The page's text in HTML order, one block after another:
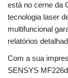
está no cerne da
tecnologia laser
multifuncional
relatórios
Com a sua
SENSYS